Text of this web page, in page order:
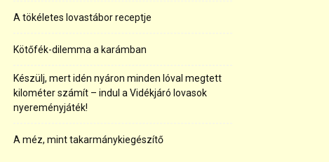
A tökéletes lovastábor receptje
Kötőfék-dilemma a karámban
Készülj, mert idén nyáron minden lóval megtett
kilométer számít – indul a Vidékjáró lovasok
nyereményjáték!
A méz, mint takarmánykiegészítő